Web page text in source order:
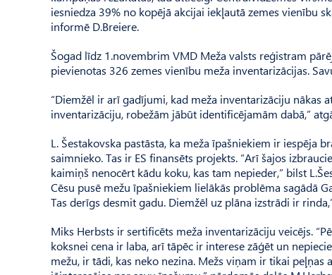
iesniedza 39% no kopējā akcijai iekļautā zemes vienību
informē D.Breiere.
Šogad līdz 1.novembrim VMD Meža valsts reģistram
pievienotas 326 zemes vienību meža inventarizācijas.
“Diemžēl ir arī gadījumi, kad meža inventarizāciju nākas
inventarizāciju, robežām jābūt identificējamām dabā,”
L. Šestakovska pastāsta, ka meža īpašniekiem ir iespēja
saimnieko. Tas ir ES finansēts projekts. “Arī šajos
kaimiņš nenocērt kādu koku, kas tam nepieder,” bilst
Cēsu pusē mežu īpašniekiem lielākās problēma sagādā
Tas derīgs desmit gadu. Diemžēl uz plāna izstrādi ir
Miks Herbsts ir sertificēts meža inventarizāciju veicējs.
koksnei cena ir laba, arī tāpēc ir interese zāģēt un
mežu, ir tādi, kas neko nezina. Mežs viņam ir tikai